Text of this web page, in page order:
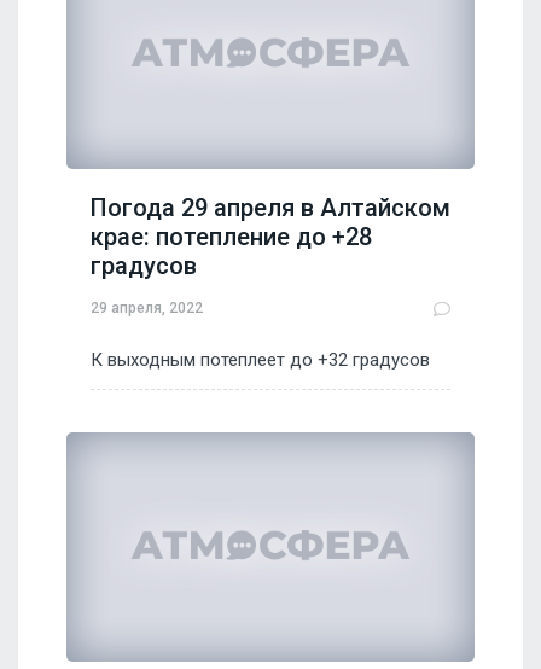
Погода 29 апреля в Алтайском
крае: потепление до +28
градусов
29 апреля, 2022
К выходным потеплеет до +32 градусов